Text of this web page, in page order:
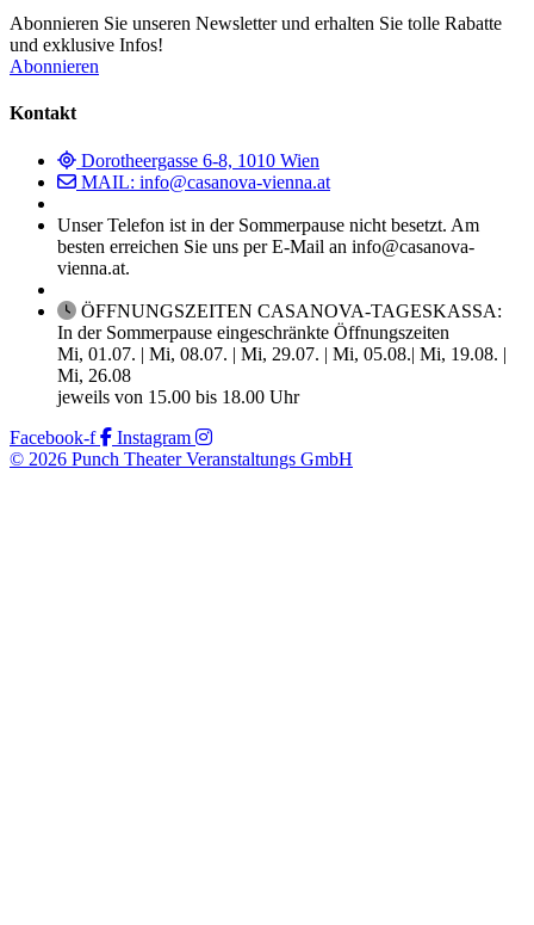
Abonnieren Sie unseren Newsletter und erhalten Sie tolle Rabatte
und exklusive Infos!
Abonnieren
Kontakt
Dorotheergasse 6-8, 1010 Wien
MAIL: info@casanova-vienna.at
Unser Telefon ist in der Sommerpause nicht besetzt. Am
besten erreichen Sie uns per E-Mail an info@casanova-
vienna.at.
ÖFFNUNGSZEITEN CASANOVA-TAGESKASSA:
In der Sommerpause eingeschränkte Öffnungszeiten
Mi, 01.07. | Mi, 08.07. | Mi, 29.07. | Mi, 05.08.| Mi, 19.08. |
Mi, 26.08
jeweils von 15.00 bis 18.00 Uhr
Facebook-f
Instagram
© 2026 Punch Theater Veranstaltungs GmbH